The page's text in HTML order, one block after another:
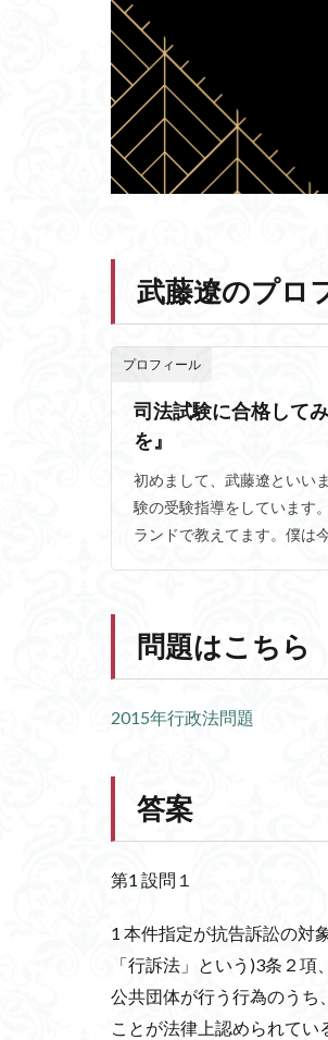
武藤遼のプロ
プロフィール
司法試験に合格して
を』
初めまして、武藤遼といい
験の受験指導をしています
ランドで教えてます。僕は
問題はこちら
2015年行政法問題
答案
第1 設問１
1 本件指定が抗告訴訟の対
「行訴法」という)3条２
公共団体が行う行為のうち
ことが法律上認められてい